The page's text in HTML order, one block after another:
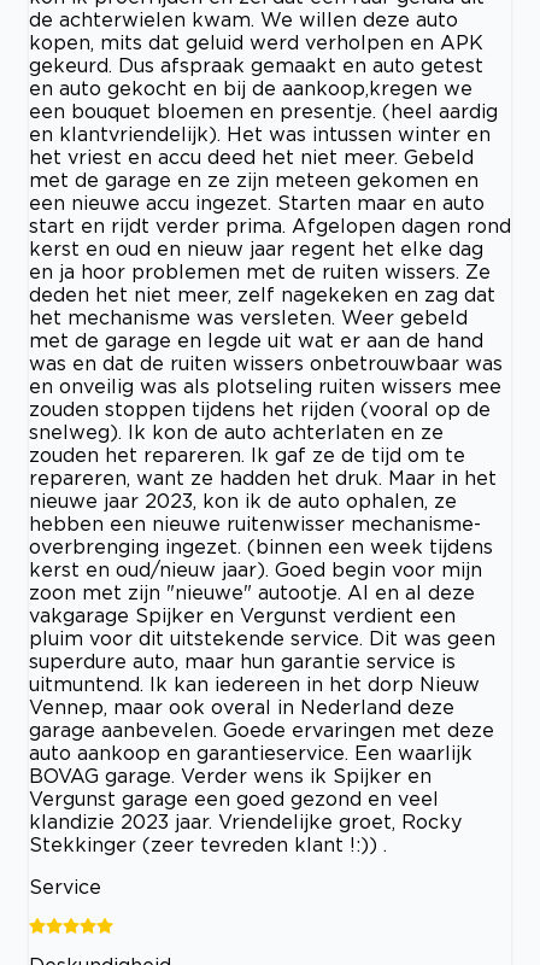
de achterwielen kwam. We willen deze auto
kopen, mits dat geluid werd verholpen en APK
gekeurd. Dus afspraak gemaakt en auto getest
en auto gekocht en bij de aankoop,kregen we
een bouquet bloemen en presentje. (heel aardig
en klantvriendelijk). Het was intussen winter en
het vriest en accu deed het niet meer. Gebeld
met de garage en ze zijn meteen gekomen en
een nieuwe accu ingezet. Starten maar en auto
start en rijdt verder prima. Afgelopen dagen rond
kerst en oud en nieuw jaar regent het elke dag
en ja hoor problemen met de ruiten wissers. Ze
deden het niet meer, zelf nagekeken en zag dat
het mechanisme was versleten. Weer gebeld
met de garage en legde uit wat er aan de hand
was en dat de ruiten wissers onbetrouwbaar was
en onveilig was als plotseling ruiten wissers mee
zouden stoppen tijdens het rijden (vooral op de
snelweg). Ik kon de auto achterlaten en ze
zouden het repareren. Ik gaf ze de tijd om te
repareren, want ze hadden het druk. Maar in het
nieuwe jaar 2023, kon ik de auto ophalen, ze
hebben een nieuwe ruitenwisser mechanisme-
overbrenging ingezet. (binnen een week tijdens
kerst en oud/nieuw jaar). Goed begin voor mijn
zoon met zijn "nieuwe" autootje. Al en al deze
vakgarage Spijker en Vergunst verdient een
pluim voor dit uitstekende service. Dit was geen
superdure auto, maar hun garantie service is
uitmuntend. Ik kan iedereen in het dorp Nieuw
Vennep, maar ook overal in Nederland deze
garage aanbevelen. Goede ervaringen met deze
auto aankoop en garantieservice. Een waarlijk
BOVAG garage. Verder wens ik Spijker en
Vergunst garage een goed gezond en veel
klandizie 2023 jaar. Vriendelijke groet, Rocky
Stekkinger (zeer tevreden klant !:)) .
Service